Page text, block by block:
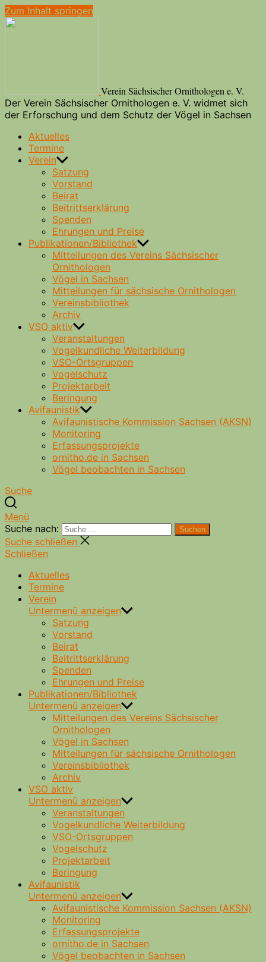
Zum Inhalt springen
Verein Sächsischer Ornithologen e. V.
Der Verein Sächsischer Ornithologen e. V. widmet sich
der Erforschung und dem Schutz der Vögel in Sachsen
Aktuelles
Termine
Verein
Satzung
Vorstand
Beirat
Beitrittserklärung
Spenden
Ehrungen und Preise
Publikationen/Bibliothek
Mitteilungen des Vereins Sächsischer
Ornithologen
Vögel in Sachsen
Mitteilungen für sächsische Ornithologen
Vereinsbibliothek
Archiv
VSO aktiv
Veranstaltungen
Vogelkundliche Weiterbildung
VSO-Ortsgruppen
Vogelschutz
Projektarbeit
Beringung
Avifaunistik
Avifaunistische Kommission Sachsen (AKSN)
Monitoring
Erfassungsprojekte
ornitho.de in Sachsen
Vögel beobachten in Sachsen
Suche
Menü
Suche nach:
Suchen
Suche schließen
Schließen
Aktuelles
Termine
Verein
Untermenü anzeigen
Satzung
Vorstand
Beirat
Beitrittserklärung
Spenden
Ehrungen und Preise
Publikationen/Bibliothek
Untermenü anzeigen
Mitteilungen des Vereins Sächsischer
Ornithologen
Vögel in Sachsen
Mitteilungen für sächsische Ornithologen
Vereinsbibliothek
Archiv
VSO aktiv
Untermenü anzeigen
Veranstaltungen
Vogelkundliche Weiterbildung
VSO-Ortsgruppen
Vogelschutz
Projektarbeit
Beringung
Avifaunistik
Untermenü anzeigen
Avifaunistische Kommission Sachsen (AKSN)
Monitoring
Erfassungsprojekte
ornitho.de in Sachsen
Vögel beobachten in Sachsen